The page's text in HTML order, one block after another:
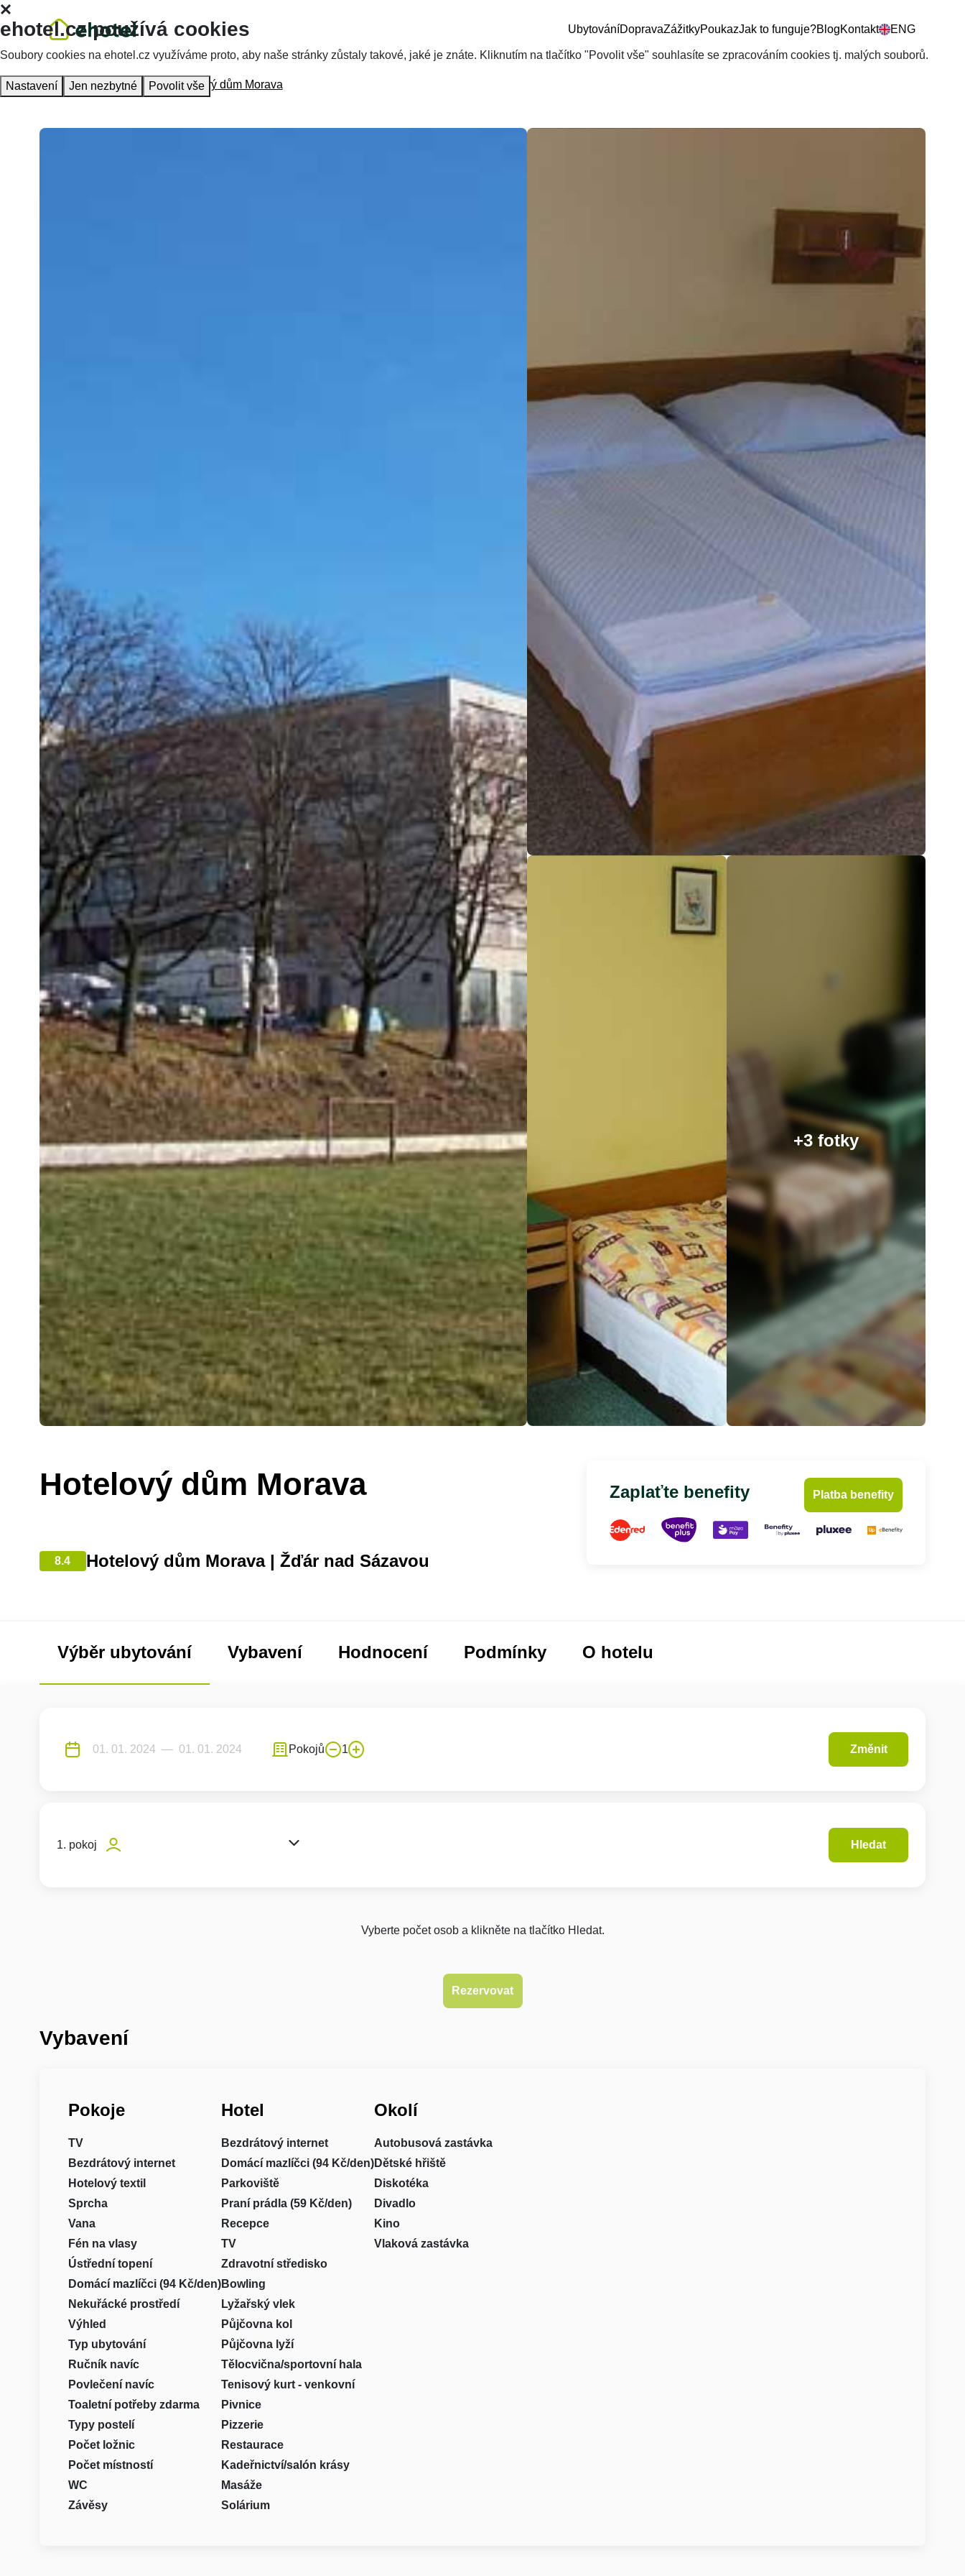
UbytováníDopravaZážitkyPoukazJak to funguje?BlogKontakt ENG
Hlavní stránka Ubytování Hotelový dům Morava
+3 fotky
Hotelový dům Morava
8.4 Hotelový dům Morava | Žďár nad Sázavou
Zaplaťte benefity Platba benefity
Výběr ubytování Vybavení Hodnocení Podmínky O hotelu
Pokojů 1 Změnit
1. pokoj Hledat
Vyberte počet osob a klikněte na tlačítko Hledat.
Vybavení
Pokoje
TV
Bezdrátový internet
Hotelový textil
Sprcha
Vana
Fén na vlasy
Ústřední topení
Domácí mazlíčci (94 Kč/den)
Nekuřácké prostředí
Výhled
Typ ubytování
Ručník navíc
Povlečení navíc
Toaletní potřeby zdarma
Typy postelí
Počet ložnic
Počet místností
WC
Závěsy
Hotel
Bezdrátový internet
Domácí mazlíčci (94 Kč/den)
Parkoviště
Praní prádla (59 Kč/den)
Recepce
TV
Zdravotní středisko
Bowling
Lyžařský vlek
Půjčovna kol
Půjčovna lyží
Tělocvična/sportovní hala
Tenisový kurt - venkovní
Pivnice
Pizzerie
Restaurace
Kadeřnictví/salón krásy
Masáže
Solárium
Okolí
Autobusová zastávka
Dětské hřiště
Diskotéka
Divadlo
Kino
Vlaková zastávka
ehotel.cz používá cookies
Soubory cookies na ehotel.cz využíváme proto, aby naše stránky zůstaly takové, jaké je znáte. Kliknutím na tlačítko "Povolit vše" souhlasíte se zpracováním cookies tj. malých souborů.
Nastavení Jen nezbytné Povolit vše